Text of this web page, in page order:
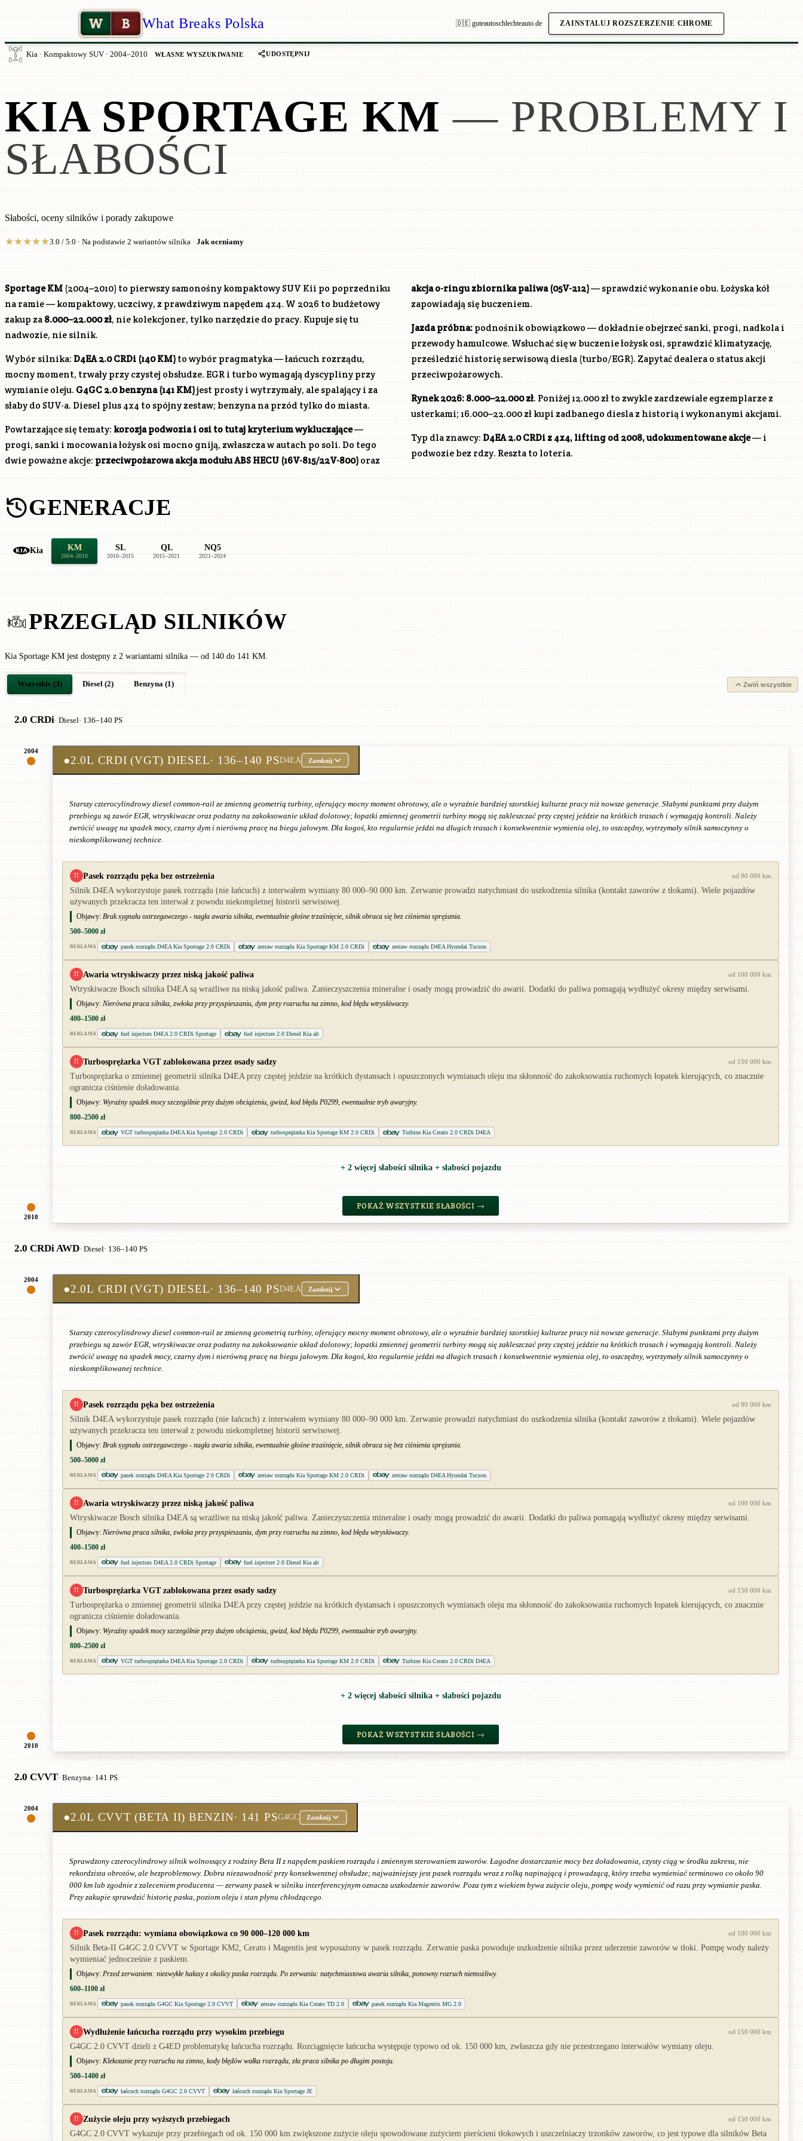
W B What Breaks Polska 🇩🇪 guteautoschlechteauto.de ZAINSTALUJ ROZSZERZENIE CHROME
Kia · Kompaktowy SUV · 2004–2010 WŁASNE WYSZUKIWANIE UDOSTĘPNIJ
KIA SPORTAGE KM — PROBLEMY I
SŁABOŚCI
Słabości, oceny silników i porady zakupowe
★★★★★3.0 / 5.0 · Na podstawie 2 wariantów silnika · Jak oceniamy
Sportage KM (2004–2010) to pierwszy samonośny kompaktowy SUV Kii po poprzedniku
na ramie — kompaktowy, uczciwy, z prawdziwym napędem 4x4. W 2026 to budżetowy
zakup za 8.000–22.000 zł, nie kolekcjoner, tylko narzędzie do pracy. Kupuje się tu
nadwozie, nie silnik.
Wybór silnika: D4EA2.0 CRDi (140 KM) to wybór pragmatyka — łańcuch rozrządu,
mocny moment, trwały przy czystej obsłudze. EGR i turbo wymagają dyscypliny przy
wymianie oleju. G4GC 2.0 benzyna (141 KM)jest prosty i wytrzymały, ale spalający i za
słaby do SUV-a. Diesel plus 4x4 to spójny zestaw; benzyna na przód tylko do miasta.
Powtarzające się tematy: korozja podwozia i osi to tutaj kryterium wykluczające—
progi, sanki i mocowania łożysk osi mocno gniją, zwłaszcza w autach po soli. Do tego
dwie poważne akcje: przeciwpożarowa akcja modułu ABS HECU (16V-815/22V-800) oraz
akcja o-ringu zbiornika paliwa (05V-212)— sprawdzić wykonanie obu. Łożyska kół
zapowiadają się buczeniem.
Jazda próbna: podnośnik obowiązkowo — dokładnie obejrzeć sanki, progi, nadkola i
przewody hamulcowe. Wsłuchać się w buczenie łożysk osi, sprawdzić klimatyzację,
prześledzić historię serwisową diesla (turbo/EGR). Zapytać dealera o status akcji
przeciwpożarowych.
Rynek 2026: 8.000–22.000 zł. Poniżej 12.000 zł to zwykle zardzewiałe egzemplarze z
usterkami; 16.000–22.000 zł kupi zadbanego diesla z historią i wykonanymi akcjami.
Typ dla znawcy: D4EA2.0 CRDi z 4x4, lifting od 2008, udokumentowane akcje— i
podwozie bez rdzy. Reszta to loteria.
GENERACJE
Kia KM
2004–2010
SL
2010–2015
QL
2015–2021
NQ5
2021–2024
PRZEGLĄD SILNIKÓW
Kia Sportage KM jest dostępny z 2 wariantami silnika — od 140 do 141 KM.
Wszystkie (3) Diesel (2) Benzyna (1) Zwiń wszystkie
2.0 CRDi· Diesel· 136–140 PS
2004
2010
●2.0L CRDI (VGT) DIESEL· 136–140 PSD4EA Zamknij
Starszy czterocylindrowy diesel common-rail ze zmienną geometrią turbiny, oferujący mocny moment obrotowy, ale o wyraźnie bardziej szorstkiej kulturze pracy niż nowsze generacje. Słabymi punktami przy dużym
przebiegu są zawór EGR, wtryskiwacze oraz podatny na zakoksowanie układ dolotowy; łopatki zmiennej geometrii turbiny mogą się zakleszczać przy częstej jeździe na krótkich trasach i wymagają kontroli. Należy
zwrócić uwagę na spadek mocy, czarny dym i nierówną pracę na biegu jałowym. Dla kogoś, kto regularnie jeździ na długich trasach i konsekwentnie wymienia olej, to oszczędny, wytrzymały silnik samoczynny o
nieskomplikowanej technice.
!! Pasek rozrządu pęka bez ostrzeżenia od 90 000 km
Silnik D4EA wykorzystuje pasek rozrządu (nie łańcuch) z interwałem wymiany 80 000–90 000 km. Zerwanie prowadzi natychmiast do uszkodzenia silnika (kontakt zaworów z tłokami). Wiele pojazdów
używanych przekracza ten interwał z powodu niekompletnej historii serwisowej.
Objawy: Brak sygnału ostrzegawczego - nagła awaria silnika, ewentualnie głośne trzaśnięcie, silnik obraca się bez ciśnienia sprężania.
500–5000 zł
REKLAMA pasek rozrządu D4EA Kia Sportage 2.0 CRDi zestaw rozrządu Kia Sportage KM 2.0 CRDi zestaw rozrządu D4EA Hyundai Tucson
!! Awaria wtryskiwaczy przez niską jakość paliwa od 100 000 km
Wtryskiwacze Bosch silnika D4EA są wrażliwe na niską jakość paliwa. Zanieczyszczenia mineralne i osady mogą prowadzić do awarii. Dodatki do paliwa pomagają wydłużyć okresy między serwisami.
Objawy: Nierówna praca silnika, zwłoka przy przyspieszaniu, dym przy rozruchu na zimno, kod błędu wtryskiwaczy.
400–1500 zł
REKLAMA fuel injectors D4EA 2.0 CRDi Sportage fuel injectore 2.0 Diesel Kia alt
!! Turbosprężarka VGT zablokowana przez osady sadzy od 150 000 km
Turbosprężarka o zmiennej geometrii silnika D4EA przy częstej jeździe na krótkich dystansach i opuszczonych wymianach oleju ma skłonność do zakoksowania ruchomych łopatek kierujących, co znacznie
ogranicza ciśnienie doładowania.
Objawy: Wyraźny spadek mocy szczególnie przy dużym obciążeniu, gwizd, kod błędu P0299, ewentualnie tryb awaryjny.
800–2500 zł
REKLAMA VGT turbosprężarka D4EA Kia Sportage 2.0 CRDi turbosprężarka Kia Sportage KM 2.0 CRDi Turbine Kia Cerato 2.0 CRDi D4EA
+ 2 więcej słabości silnika + słabości pojazdu
POKAŻ WSZYSTKIE SŁABOŚCI →
2.0 CRDi AWD· Diesel· 136–140 PS
2004
2010
●2.0L CRDI (VGT) DIESEL· 136–140 PSD4EA Zamknij
Starszy czterocylindrowy diesel common-rail ze zmienną geometrią turbiny, oferujący mocny moment obrotowy, ale o wyraźnie bardziej szorstkiej kulturze pracy niż nowsze generacje. Słabymi punktami przy dużym
przebiegu są zawór EGR, wtryskiwacze oraz podatny na zakoksowanie układ dolotowy; łopatki zmiennej geometrii turbiny mogą się zakleszczać przy częstej jeździe na krótkich trasach i wymagają kontroli. Należy
zwrócić uwagę na spadek mocy, czarny dym i nierówną pracę na biegu jałowym. Dla kogoś, kto regularnie jeździ na długich trasach i konsekwentnie wymienia olej, to oszczędny, wytrzymały silnik samoczynny o
nieskomplikowanej technice.
!! Pasek rozrządu pęka bez ostrzeżenia od 90 000 km
Silnik D4EA wykorzystuje pasek rozrządu (nie łańcuch) z interwałem wymiany 80 000–90 000 km. Zerwanie prowadzi natychmiast do uszkodzenia silnika (kontakt zaworów z tłokami). Wiele pojazdów
używanych przekracza ten interwał z powodu niekompletnej historii serwisowej.
Objawy: Brak sygnału ostrzegawczego - nagła awaria silnika, ewentualnie głośne trzaśnięcie, silnik obraca się bez ciśnienia sprężania.
500–5000 zł
REKLAMA pasek rozrządu D4EA Kia Sportage 2.0 CRDi zestaw rozrządu Kia Sportage KM 2.0 CRDi zestaw rozrządu D4EA Hyundai Tucson
!! Awaria wtryskiwaczy przez niską jakość paliwa od 100 000 km
Wtryskiwacze Bosch silnika D4EA są wrażliwe na niską jakość paliwa. Zanieczyszczenia mineralne i osady mogą prowadzić do awarii. Dodatki do paliwa pomagają wydłużyć okresy między serwisami.
Objawy: Nierówna praca silnika, zwłoka przy przyspieszaniu, dym przy rozruchu na zimno, kod błędu wtryskiwaczy.
400–1500 zł
REKLAMA fuel injectors D4EA 2.0 CRDi Sportage fuel injectore 2.0 Diesel Kia alt
!! Turbosprężarka VGT zablokowana przez osady sadzy od 150 000 km
Turbosprężarka o zmiennej geometrii silnika D4EA przy częstej jeździe na krótkich dystansach i opuszczonych wymianach oleju ma skłonność do zakoksowania ruchomych łopatek kierujących, co znacznie
ogranicza ciśnienie doładowania.
Objawy: Wyraźny spadek mocy szczególnie przy dużym obciążeniu, gwizd, kod błędu P0299, ewentualnie tryb awaryjny.
800–2500 zł
REKLAMA VGT turbosprężarka D4EA Kia Sportage 2.0 CRDi turbosprężarka Kia Sportage KM 2.0 CRDi Turbine Kia Cerato 2.0 CRDi D4EA
+ 2 więcej słabości silnika + słabości pojazdu
POKAŻ WSZYSTKIE SŁABOŚCI →
2.0 CVVT· Benzyna· 141 PS
2004
●2.0L CVVT (BETA II) BENZIN· 141 PSG4GC Zamknij
Sprawdzony czterocylindrowy silnik wolnossący z rodziny Beta II z napędem paskiem rozrządu i zmiennym sterowaniem zaworów. Łagodne dostarczanie mocy bez doładowania, czysty ciąg w środku zakresu, nie
rekordzista obrotów, ale bezproblemowy. Dobra niezawodność przy konsekwentnej obsłudze; najważniejszy jest pasek rozrządu wraz z rolką napinającą i prowadzącą, który trzeba wymieniać terminowo co około 90
000 km lub zgodnie z zaleceniem producenta — zerwany pasek w silniku interferencyjnym oznacza uszkodzenie zaworów. Poza tym z wiekiem bywa zużycie oleju, pompę wody wymienić od razu przy wymianie paska.
Przy zakupie sprawdzić historię paska, poziom oleju i stan płynu chłodzącego.
!! Pasek rozrządu: wymiana obowiązkowa co 90 000–120 000 km od 100 000 km
Silnik Beta-II G4GC 2.0 CVVT w Sportage KM2, Cerato i Magentis jest wyposażony w pasek rozrządu. Zerwanie paska powoduje uszkodzenie silnika przez uderzenie zaworów w tłoki. Pompę wody należy
wymieniać jednocześnie z paskiem.
Objawy: Przed zerwaniem: niezwykłe hałasy z okolicy paska rozrządu. Po zerwaniu: natychmiastowa awaria silnika, ponowny rozruch niemożliwy.
600–1100 zł
REKLAMA pasek rozrządu G4GC Kia Sportage 2.0 CVVT zestaw rozrządu Kia Cerato TD 2.0 pasek rozrządu Kia Magentis MG 2.0
!! Wydłużenie łańcucha rozrządu przy wysokim przebiegu od 150 000 km
G4GC 2.0 CVVT dzieli z G4ED problematykę łańcucha rozrządu. Rozciągnięcie łańcucha występuje typowo od ok. 150 000 km, zwłaszcza gdy nie przestrzegano interwałów wymiany oleju.
Objawy: Klekotanie przy rozruchu na zimno, kody błędów wałka rozrządu, zła praca silnika po długim postoju.
500–1400 zł
REKLAMA łańcuch rozrządu G4GC 2.0 CVVT łańcuch rozrządu Kia Sportage JE
!! Zużycie oleju przy wyższych przebiegach od 150 000 km
G4GC 2.0 CVVT wykazuje przy przebiegach od ok. 150 000 km zwiększone zużycie oleju spowodowane zużyciem pierścieni tłokowych i uszczelniaczy trzonków zaworów, co jest typowe dla silników Beta